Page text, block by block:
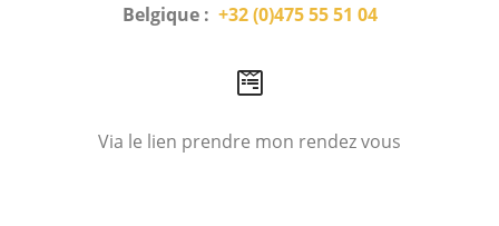
Belgique : +32 (0)475 55 51 04
Via le lien prendre mon rendez vous